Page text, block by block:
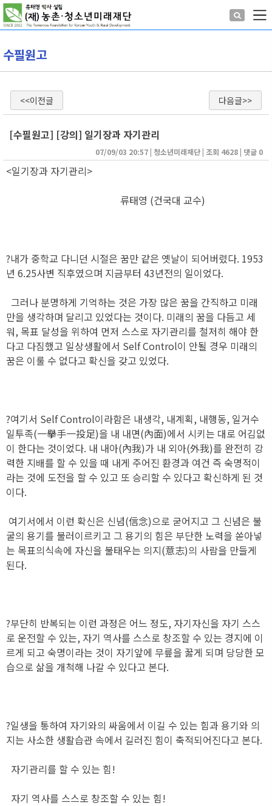
수필원고
<<이전글 다음글>>
[수필원고] [강의] 일기장과 자기관리
07/09/03 20:57 | 청소년미래재단 | 조회 4628 | 댓글 0
<일기장과 자기관리>
류태영 (건국대 교수)
?내가 중학교 다니던 시절은 꿈만 같은 옛날이 되어버렸다. 1953
년 6.25사변 직후였으며 지금부터 43년전의 일이었다.
그러나 분명하게 기억하는 것은 가장 많은 꿈을 간직하고 미래
만을 생각하며 달리고 있었다는 것이다. 미래의 꿈을 다듬고 세
워, 목표 달성을 위하여 먼저 스스로 자기관리를 철저히 해야 한
다고 다짐했고 일상생활에서 Self Control이 안될 경우 미래의
꿈은 이룰 수 없다고 확신을 갖고 있었다.
?여기서 Self Control이라함은 내생각, 내계획, 내행동, 일거수
일투족(一擧手一投足)을 내 내면(內面)에서 시키는 대로 어김없
이 한다는 것이었다. 내 내아(內我)가 내 외아(外我)를 완전히 강
력한 지배를 할 수 있을 때 내게 주어진 환경과 여건 즉 숙명적이
라는 것에 도전을 할 수 있고 또 승리할 수 있다고 확신하게 된 것
이다.
여기서에서 이런 확신은 신념(信念)으로 굳어지고 그 신념은 불
굴의 용기를 불러이르키고 그 용기의 힘은 부단한 노력을 쏟아넣
는 목표의식속에 자신을 불태우는 의지(意志)의 사람을 만들게
된다.
?부단히 반복되는 이런 과정은 어느 정도, 자기자신을 자기 스스
로 운전할 수 있는, 자기 역사를 스스로 창조할 수 있는 경지에 이
르게 되고 숙명이라는 것이 자기앞에 무릎을 꿇게 되며 당당한 모
습으로 삶을 개척해 나갈 수 있다고 본다.
?일생을 통하여 자기와의 싸움에서 이길 수 있는 힘과 용기와 의
지는 사소한 생활습관 속에서 길러진 힘이 축적되어진다고 본다.
자기관리를 할 수 있는 힘!
자기 역사를 스스로 창조할 수 있는 힘!